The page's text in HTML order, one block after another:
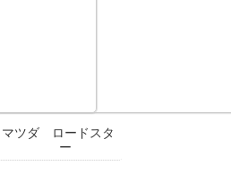
マツダ ロードスタ
ー